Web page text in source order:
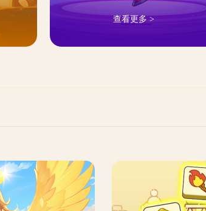
查看更多 >